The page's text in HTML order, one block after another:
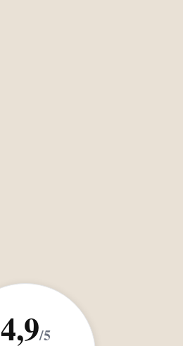
4,9/5